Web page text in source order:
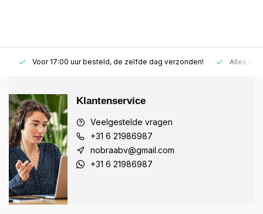
Voor 17:00 uur besteld, de zelfde dag verzonden! Alles op
Klantenservice
Veelgestelde vragen
+31 6 21986987
nobraabv@gmail.com
+31 6 21986987